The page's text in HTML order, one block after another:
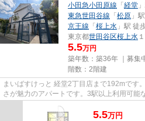
小田急小田原線 「経堂
東急世田谷線 「松原 」
京王線 「桜上水 」駅 徒
東京都世田谷区桜上水
5.5万円
築年数：築36年 ｜募集
階数：2階建
まいばすけっと 経堂2丁目店まで192mです
さが魅力のアパートです。3駅以上利用可能
おすすめな物件です。より詳し...
5.5万円